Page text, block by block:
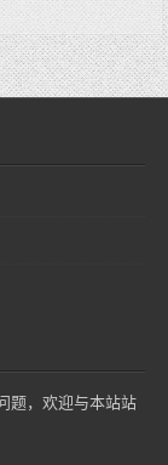
题，欢迎与本站站